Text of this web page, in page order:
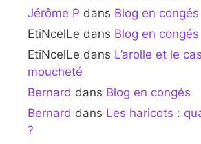
Jérôme P dans Blog en congés
EtiNcelLe dans Blog en congés
EtiNcelLe dans L’arolle et le
moucheté
Bernard dans Blog en congés
Bernard dans Les haricots :
?